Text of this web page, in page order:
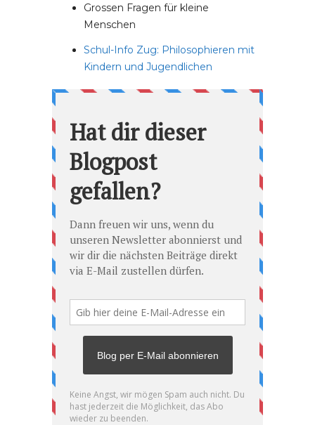
Grossen Fragen für kleine
Menschen
Schul-Info Zug: Philosophieren mit
Kindern und Jugendlichen